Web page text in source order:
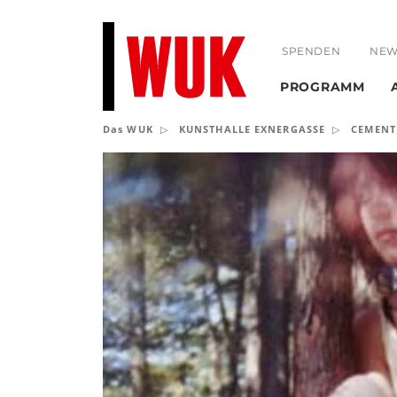
SPENDEN
PROGRAMM
Das WUK KUNSTHALLE EXNERGASSE